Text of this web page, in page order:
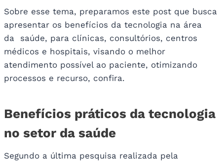
Sobre esse tema, preparamos este post que busca
apresentar os benefícios da tecnologia na área
da saúde, para clínicas, consultórios, centros
médicos e hospitais, visando o melhor
atendimento possível ao paciente, otimizando
processos e recurso, confira.
Benefícios práticos da tecnologia
no setor da saúde
Segundo a última pesquisa realizada pela